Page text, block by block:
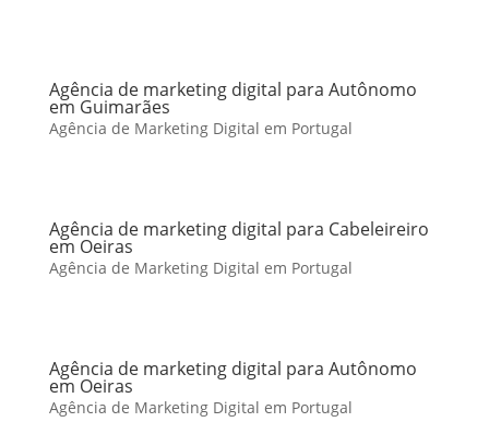
Agência de marketing digital para Autônomo
em Guimarães
Agência de Marketing Digital em Portugal
Agência de marketing digital para Cabeleireiro
em Oeiras
Agência de Marketing Digital em Portugal
Agência de marketing digital para Autônomo
em Oeiras
Agência de Marketing Digital em Portugal